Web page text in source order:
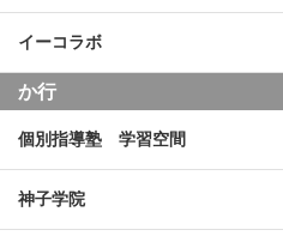
イーコラボ
か行
個別指導塾 学習空間
神子学院